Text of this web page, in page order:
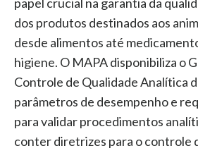
dos produtos destinados aos
desde alimentos até
higiene. O MAPA disponibiliza o
Controle de Qualidade Analítica
parâmetros de desempenho e
para validar procedimentos
conter diretrizes para o controle